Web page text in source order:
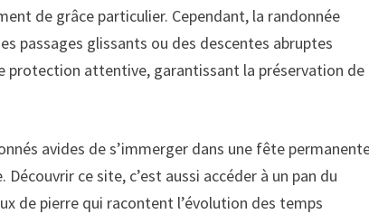
de grâce particulier. Cependant, la randonnée
passages glissants ou des descentes abruptes
protection attentive, garantissant la préservation de
avides de s’immerger dans une fête
ce site, c’est aussi accéder à un pan du
de pierre qui racontent l’évolution des temps